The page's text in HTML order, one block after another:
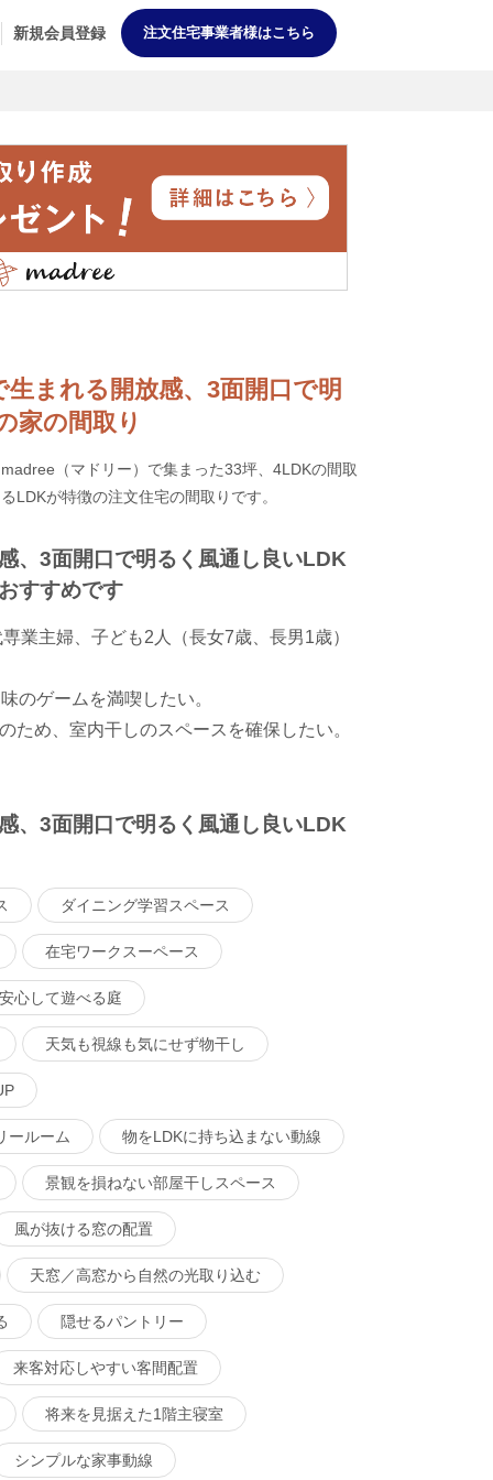
新規会員登録 注文住宅事業者様はこちら
まれる開放感、3面開口で明
家の間取り
（マドリー）で集まった33坪、4LDKの間取
LDKが特徴の注文住宅の間取りです。
、3面開口で明るく風通し良いLDK
すすめです
業主婦、子ども2人（長女7歳、長男1歳）
のゲームを満喫したい。
ため、室内干しのスペースを確保したい。
、3面開口で明るく風通し良いLDK
ダイニング学習スペース
在宅ワークスーペース
安心して遊べる庭
天気も視線も気にせず物干し
ールーム 物をLDKに持ち込まない動線
景観を損ねない部屋干しスペース
風が抜ける窓の配置
天窓／高窓から自然の光取り込む
隠せるパントリー
来客対応しやすい客間配置
将来を見据えた1階主寝室
シンプルな家事動線